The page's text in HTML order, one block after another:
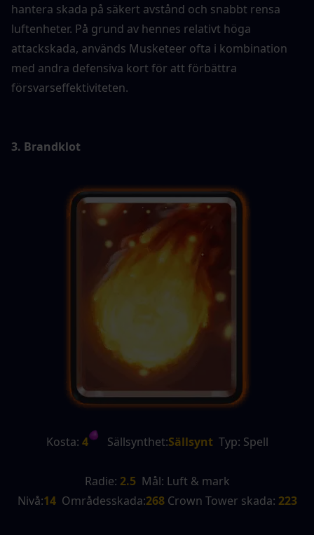
hantera skada på säkert avstånd och snabbt rensa
luftenheter. På grund av hennes relativt höga
attackskada, används Musketeer ofta i kombination
med andra defensiva kort för att förbättra
försvarseffektiviteten.
3. Brandklot
Kosta: 4 Sällsynthet:Sällsynt Typ: Spell
Radie: 2.5 Mål: Luft & mark
Nivå:14 Områdesskada:268 Crown Tower skada: 223